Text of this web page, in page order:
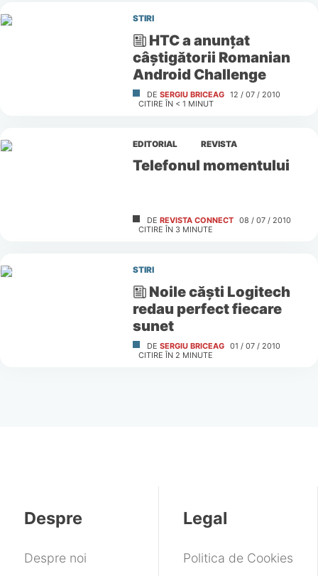
STIRI
HTC a anunţat
câştigătorii Romanian
Android Challenge
DE SERGIU BRICEAG 12 / 07 / 2010
CITIRE ÎN < 1 MINUT
EDITORIAL REVISTA
Telefonul momentului
DE REVISTA CONNECT 08 / 07 / 2010
CITIRE ÎN 3 MINUTE
STIRI
Noile căşti Logitech
redau perfect fiecare
sunet
DE SERGIU BRICEAG 01 / 07 / 2010
CITIRE ÎN 2 MINUTE
Despre
Despre noi
Legal
Politica de Cookies